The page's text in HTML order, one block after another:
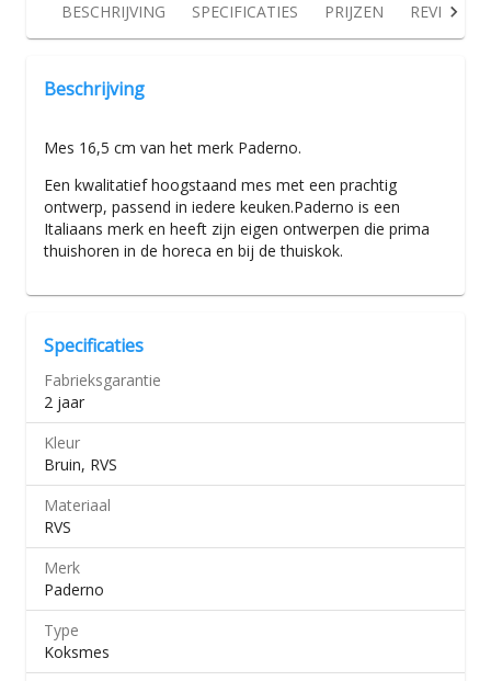
BESCHRIJVING SPECIFICATIES PRIJZEN REVIEWS
Beschrijving
Mes 16,5 cm van het merk Paderno.
Een kwalitatief hoogstaand mes met een prachtig
ontwerp, passend in iedere keuken.Paderno is een
Italiaans merk en heeft zijn eigen ontwerpen die prima
thuishoren in de horeca en bij de thuiskok.
Specificaties
Fabrieksgarantie
2 jaar
Kleur
Bruin, RVS
Materiaal
RVS
Merk
Paderno
Type
Koksmes